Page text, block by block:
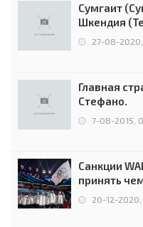
Сумгаит
Шкендия
0:2 (0:0)
27-08-
Главная
Стефано.
7-08-2015,
Санкции
принять
чемпионов.
20-12-2020,